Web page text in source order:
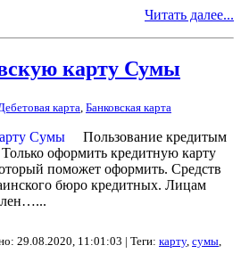
Читать далее...
карту Сумы
карта, Банковская карта
Пользование кредитым
оформить кредитную карту
поможет оформить. Средств
бюро кредитных. Лицам
29.08.2020, 11:01:03 | Теги: карту, сумы,